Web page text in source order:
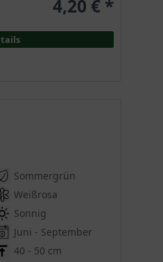
4,20 € *
Sommergrün
Weißrosa
Sonnig
Juni - September
40 - 50 cm